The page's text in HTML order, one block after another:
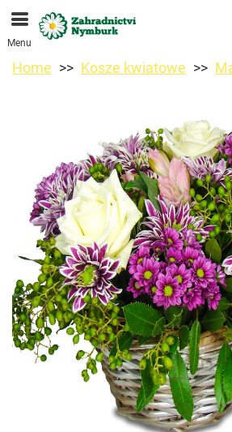
Przyjmujemy zamówienia za
sklepu internetowego. Najbliższy
to 11.08.2026 z powodu
Menu
Home Kosze kwiatowe